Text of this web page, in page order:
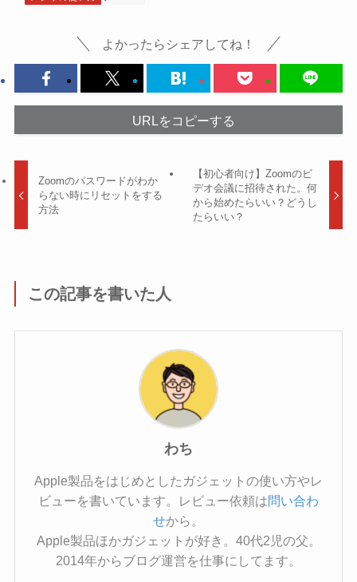
よかったらシェアしてね！
URLをコピーする
Zoomのパスワードがわか
らない時にリセットをする
方法
【初心者向け】Zoomのビ
デオ会議に招待された。何
から始めたらいい？どうし
たらいい？
この記事を書いた人
わち
Apple製品をはじめとしたガジェットの使い方やレ
ビューを書いています。レビュー依頼は問い合わ
せから。
Apple製品ほかガジェットが好き。40代2児の父。
2014年からブログ運営を仕事にしてます。